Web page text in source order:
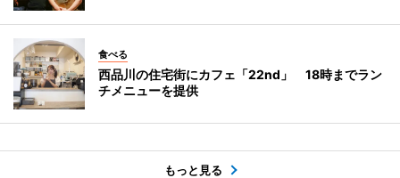
食べる
西品川の住宅街にカフェ「22nd」 18時までラン
チメニューを提供
もっと見る